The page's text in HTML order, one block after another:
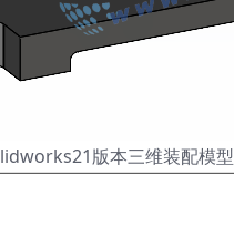
版本三维装配模型